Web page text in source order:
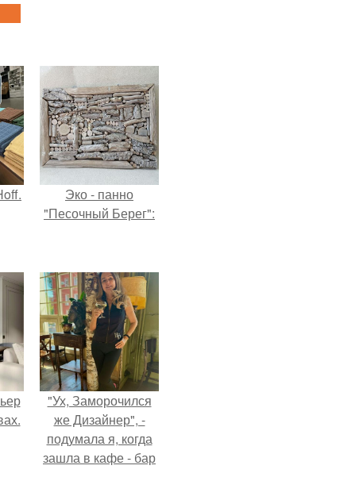
Эко - панно
"Песочный Берег":
"Ух, Заморочился
же Дизайнер", -
подумала я, когда
зашла в кафе - бар